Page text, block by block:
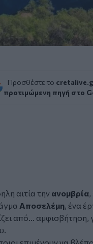
Προσθέστε το
προτιμώμενη πηγή στο
αιτία την ανομβρία
Αποσελέμη, ένα
από...